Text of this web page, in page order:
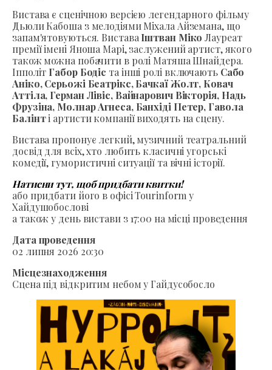
Вистава є сценічною версією легендарного фільму
Дьюли Кабоша з мелодіями Міхала Айземана, що
запам'ятовуються. Вистава Іштван Міко Лауреат
премії імені Яноша Марі, заслужений артист, якого
також можна побачити в ролі Матяша Шнайдера.
Іпполіт Габор Бодіс та інші ролі включають Сабо
Аніко, Серьожі Беатрікс, Бачкаї Жолт, Ковач
Аттіла, Герман Лівіс, Вайнарович Вікторія, Надь
Фрузіна, Молнар Агнеса, Банхіді Петер, Гавола
Балінті артисти компанії виходять на сцену.
Вистава пропонує легкий, музичний театральний
досвід для всіх, хто любить класичні угорські
комедії, гумористичні ситуації та вічні історії.
Натисни тут, щоб придбати квитки!
або придбати його в офісі Tourinform у
Хайдушобослові
а також у день вистави з 17:00 на місці проведення
Дата проведення
02 липня 2026 20:30
Місцезнаходження
Сцена під відкритим небом у Гайдусобосло